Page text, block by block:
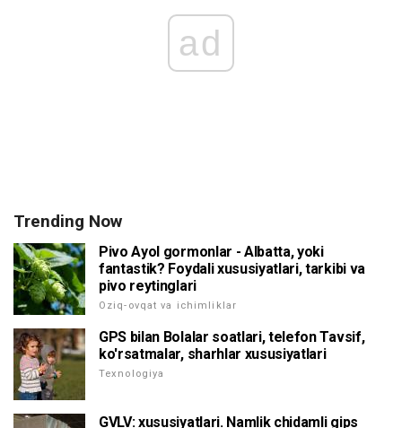
ad
Trending Now
Pivo Ayol gormonlar - Albatta, yoki
fantastik? Foydali xususiyatlari, tarkibi va
pivo reytinglari
Oziq-ovqat va ichimliklar
GPS bilan Bolalar soatlari, telefon Tavsif,
ko'rsatmalar, sharhlar xususiyatlari
Texnologiya
GVLV: xususiyatlari. Namlik chidamli gips